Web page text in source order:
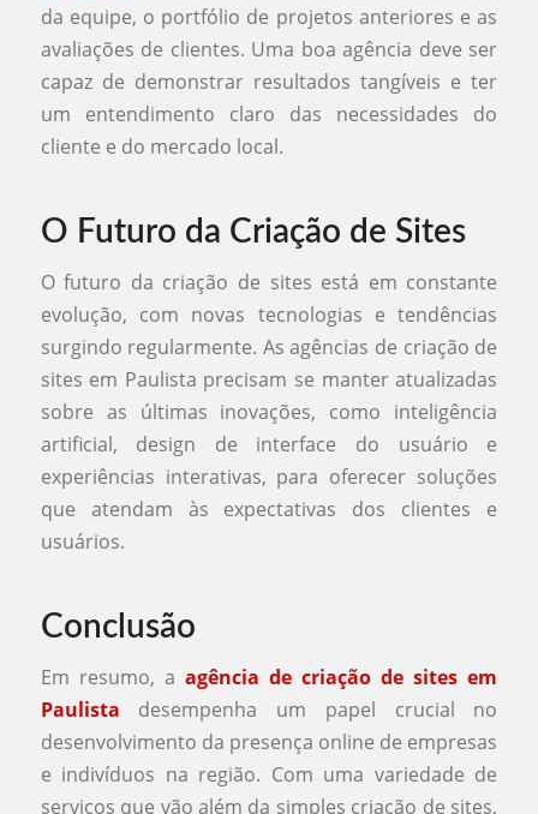
da equipe, o portfólio de projetos anteriores e as
avaliações de clientes. Uma boa agência deve ser
capaz de demonstrar resultados tangíveis e ter
um entendimento claro das necessidades do
cliente e do mercado local.
O Futuro da Criação de Sites
O futuro da criação de sites está em constante
evolução, com novas tecnologias e tendências
surgindo regularmente. As agências de criação de
sites em Paulista precisam se manter atualizadas
sobre as últimas inovações, como inteligência
artificial, design de interface do usuário e
experiências interativas, para oferecer soluções
que atendam às expectativas dos clientes e
usuários.
Conclusão
Em resumo, a agência de criação de sites em
Paulista desempenha um papel crucial no
desenvolvimento da presença online de empresas
e indivíduos na região. Com uma variedade de
serviços que vão além da simples criação de sites,